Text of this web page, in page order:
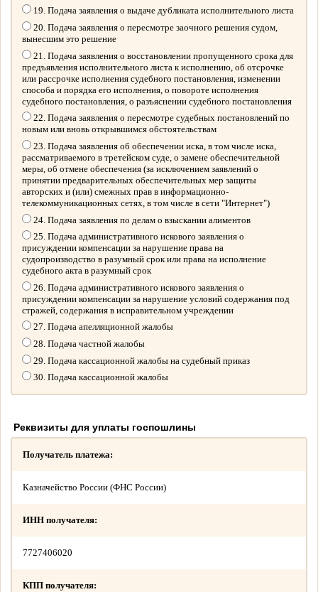
19. Подача заявления о выдаче дубликата исполнительного листа
20. Подача заявления о пересмотре заочного решения судом,
вынесшим это решение
21. Подача заявления о восстановлении пропущенного срока для
предъявления исполнительного листа к исполнению, об отсрочке
или рассрочке исполнения судебного постановления, изменении
способа и порядка его исполнения, о повороте исполнения
судебного постановления, о разъяснении судебного постановления
22. Подача заявления о пересмотре судебных постановлений по
новым или вновь открывшимся обстоятельствам
23. Подача заявления об обеспечении иска, в том числе иска,
рассматриваемого в третейском суде, о замене обеспечительной
меры, об отмене обеспечения (за исключением заявлений о
принятии предварительных обеспечительных мер защиты
авторских и (или) смежных прав в информационно-
телекоммуникационных сетях, в том числе в сети "Интернет")
24. Подача заявления по делам о взыскании алиментов
25. Подача административного искового заявления о
присуждении компенсации за нарушение права на
судопроизводство в разумный срок или права на исполнение
судебного акта в разумный срок
26. Подача административного искового заявления о
присуждении компенсации за нарушение условий содержания под
стражей, содержания в исправительном учреждении
27. Подача апелляционной жалобы
28. Подача частной жалобы
29. Подача кассационной жалобы на судебный приказ
30. Подача кассационной жалобы
Реквизиты для уплаты госпошлины
Получатель платежа:
Казначейство России (ФНС России)
ИНН получателя:
7727406020
КПП получателя: